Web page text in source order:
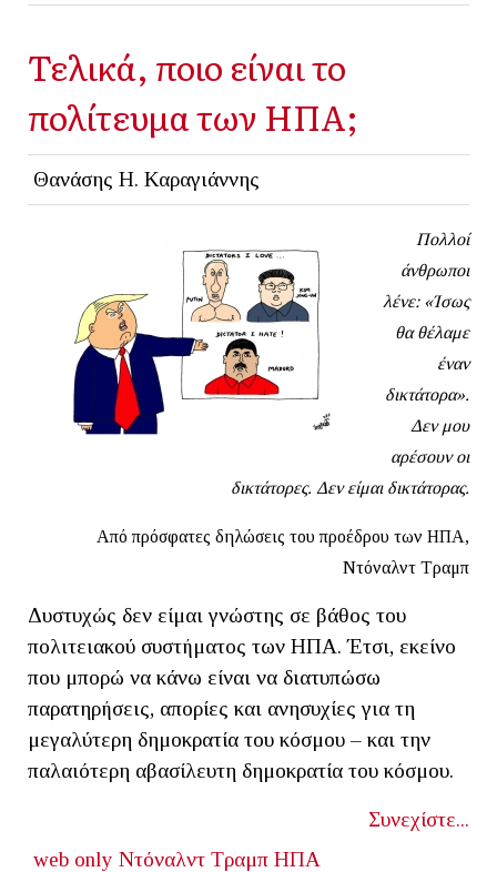
Τελικά, ποιο είναι το
πολίτευμα των ΗΠΑ;
Θανάσης Η. Καραγιάννης
Πολλοί
άνθρωποι
λένε: «Ίσως
θα θέλαμε
έναν
δικτάτορα».
Δεν μου
αρέσουν οι
δικτάτορες. Δεν είμαι δικτάτορας.
Από πρόσφατες δηλώσεις του προέδρου των ΗΠΑ,
Ντόναλντ Τραμπ
Δυστυχώς δεν είμαι γνώστης σε βάθος του
πολιτειακού συστήματος των ΗΠΑ. Έτσι, εκείνο
που μπορώ να κάνω είναι να διατυπώσω
παρατηρήσεις, απορίες και ανησυχίες για τη
μεγαλύτερη δημοκρατία του κόσμου – και την
παλαιότερη αβασίλευτη δημοκρατία του κόσμου.
Συνεχίστε...
web only Ντόναλντ Τραμπ ΗΠΑ